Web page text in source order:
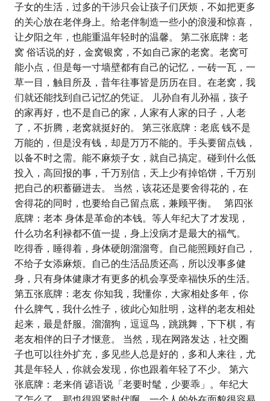
子女的生活，过多的干涉只会让孩子们厌烦，不如把更多
的关心放在老伴身上。给老伴制造一些小的浪漫和惊喜，
让夕阳之年，也能重温年轻时的温馨。 第二张底牌：老
窝 俗话说的好，金窝银窝，不如自己家的老窝。老窝可
能小点，但是每一寸墙壁都有自己的记忆，一砖一瓦，一
草一目，触目所及，昔年往事皆是历历在目。在老窝，我
们就还能找到自己记忆的凭证。 儿孙自有儿孙福，孩子
的家再好，也不是自己的家，人家有人家的日子，人老
了，不折腾，老窝就挺好的。 第三张底牌：老底 钱不是
万能的，但是没有钱，却是万万不能的。手头要留点钱，
以备不时之需。能不麻烦子女，就自己搞定。碰到什么低
投入，高回报的事，千万别信，天上少有掉馅饼，千万别
把自己的积蓄砸进去。 当然，该花还是要舍得花的，在
舍得花的同时，也要给自己留点底，兼顾平衡。 第四张
底牌：老本 身体是革命的本钱。等人年纪大了才发现，
什么功名利禄都不值一提，身上没病才是最大的福气。
吃得香，睡得着，身体硬朗溜溜弯。自己能照顾好自己，
不给子女添麻烦。自己的生活品质还高，所以没事多健
身，只有身体健康才有更多的机会享受幸福快乐的生活。
第五张底牌：老友 你知我，我懂你，大家相处多年，你
什么脾气，我什么性子，彼此心知肚明，这样的老友相处
起来，最是舒服。溜溜狗，逗逗鸟，跳跳舞，下下棋，有
老友相伴的日子才惬意。 当然，现在网路发达，社交圈
子也可以往外扩充，多见些人总是好的，多和人来往，尤
其是年轻人，你就会发现，你也跟着年轻了不少。 第六
张底牌：老来俏 谚语说「老要时髦，少要乖」。年纪大